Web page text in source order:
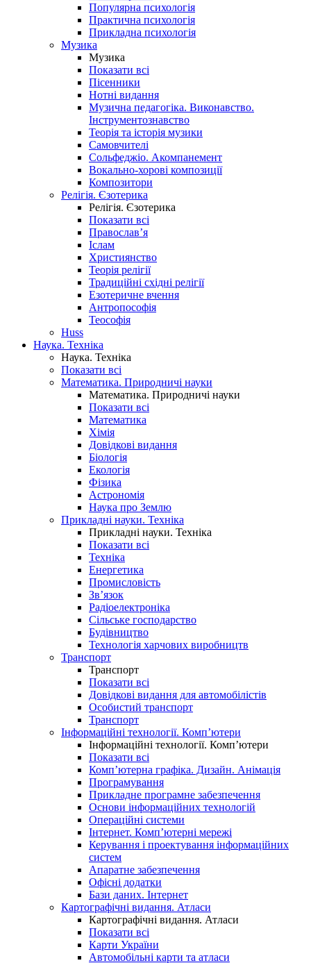
Популярна психологія
Практична психологія
Прикладна психологія
Музика
Музика
Показати всі
Пісенники
Нотні видання
Музична педагогіка. Виконавство.
Інструментознавство
Теорія та історія музики
Самовчителі
Сольфеджіо. Акомпанемент
Вокально-хорові композиції
Композитори
Релігія. Єзотерика
Релігія. Єзотерика
Показати всі
Православ’я
Іслам
Християнство
Теорія релігії
Традиційні східні релігії
Езотеричне вчення
Антропософія
Теософія
Huss
Наука. Техніка
Наука. Техніка
Показати всі
Математика. Природничі науки
Математика. Природничі науки
Показати всі
Математика
Хімія
Довідкові видання
Біологія
Екологія
Фізика
Астрономія
Наука про Землю
Прикладні науки. Техніка
Прикладні науки. Техніка
Показати всі
Техніка
Енергетика
Промисловість
Зв’язок
Радіоелектроніка
Сільське господарство
Будівництво
Технологія харчових виробництв
Транспорт
Транспорт
Показати всі
Довідкові видання для автомобілістів
Особистий транспорт
Транспорт
Інформаційні технології. Комп’ютери
Інформаційні технології. Комп’ютери
Показати всі
Комп’ютерна графіка. Дизайн. Анімація
Програмування
Прикладне програмне забезпечення
Основи інформаційних технологій
Операційні системи
Інтернет. Комп’ютерні мережі
Керування і проектування інформаційних
систем
Апаратне забезпечення
Офісні додатки
Бази даних. Інтернет
Картографічні видання. Атласи
Картографічні видання. Атласи
Показати всі
Карти України
Автомобільні карти та атласи